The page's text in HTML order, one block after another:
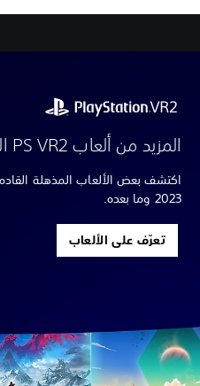
المزيد من ألعاب PS VR2 الرائعة
2023 وما بعده.
تعرّف على الألعاب